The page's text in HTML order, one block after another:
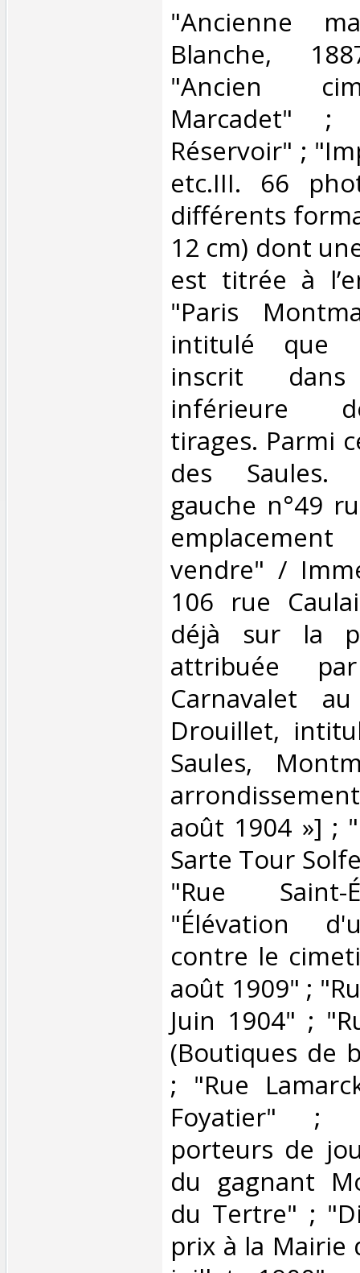
"Ancienne
Blanche,
"Ancien
Marcadet" ;
Réservoir" ;
etc.III. 66
différents
12 cm) dont
est titrée à
"Paris
intitulé que
inscrit
inférieure
tirages. Parmi
des Saules.
gauche n°49
vendre" /
106 rue
déjà sur la
attribuée
Carnavalet
Drouillet,
Saules,
août 1904 »] ;
Sarte Tour
"Rue
"Élévation
contre le
août 1909" ;
Juin 1904" ;
(Boutiques de
; "Rue
Foyatier" ;
porteurs de
du gagnant
du Tertre" ;
prix à la Mairie